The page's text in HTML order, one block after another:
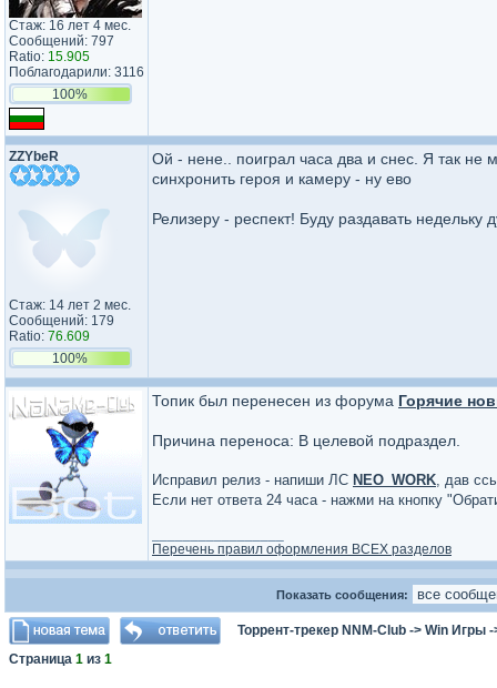
Стаж: 16 лет 4 мес.
Сообщений: 797
Ratio: 15.905
Поблагодарили: 3116
100%
ZZYbeR
Стаж: 14 лет 2 мес.
Сообщений: 179
Ratio: 76.609
100%
Ой - нене.. поиграл часа два и снес. Я так не
синхронить героя и камеру - ну ево
Релизеру - респект! Буду раздавать недельку
Топик был перенесен из форума Горячие
Причина переноса: В целевой подраздел.
Исправил релиз - напиши ЛС NEO_WORK, дав
Если нет ответа 24 часа - нажми на кнопку
Перечень правил оформления ВСЕХ разделов
Показать сообщения:
Торрент-трекер NNM-Club -> Win Игры
Страница 1 из 1